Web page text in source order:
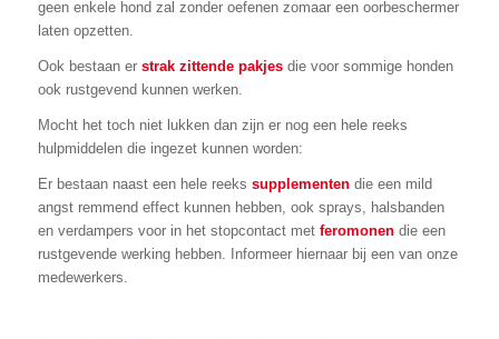
geen enkele hond zal zonder oefenen zomaar een oorbeschermer
laten opzetten.
Ook bestaan er strak zittende pakjesdie voor sommige honden
ook rustgevend kunnen werken.
Mocht het toch niet lukken dan zijn er nog een hele reeks
hulpmiddelen die ingezet kunnen worden:
Er bestaan naast een hele reeks supplementendie een mild
angst remmend effect kunnen hebben, ook sprays, halsbanden
en verdampers voor in het stopcontact met feromonendie een
rustgevende werking hebben. Informeer hiernaar bij een van onze
medewerkers.